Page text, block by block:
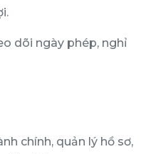
dõi ngày phép, nghỉ
chính, quản lý hồ sơ,